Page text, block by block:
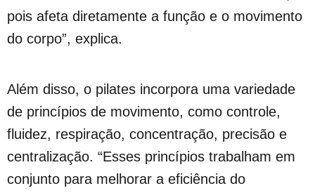
pois afeta diretamente a função e o movimento
do corpo”, explica.
Além disso, o pilates incorpora uma variedade
de princípios de movimento, como controle,
fluidez, respiração, concentração, precisão e
centralização. “Esses princípios trabalham em
conjunto para melhorar a eficiência do